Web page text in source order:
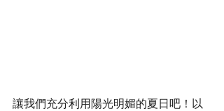
讓我們充分利用陽光明媚的夏日吧！以